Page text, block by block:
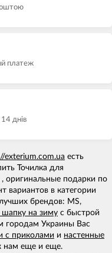
платеж
днів
exterium.com.ua есть
Точилка для
оригинальные подарки по
вариантов в категории
брендов: MS,
шапку на зиму с быстрой
городам Украины Вас
с приколами и настенные
нам еще и еще.